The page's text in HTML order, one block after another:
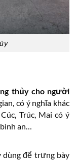
thủy cho người
có ý nghĩa khác
Trúc, Mai có ý
bình an…
để trưng bày